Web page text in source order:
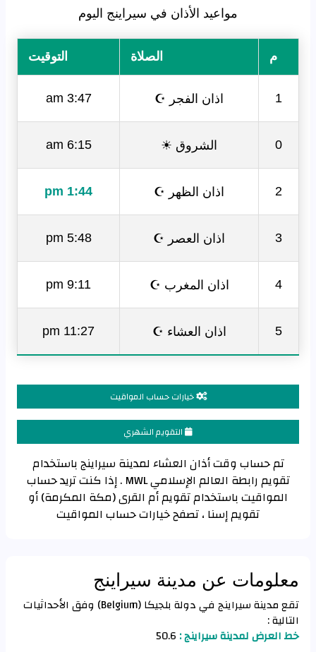
مواعيد الأذان في سيراينج اليوم
م الصلاة التوقيت
1 اذان الفجر ☪ 3:47 am
0 الشروق ☀ 6:15 am
2 اذان الظهر ☪ 1:44 pm
3 اذان العصر ☪ 5:48 pm
4 اذان المغرب ☪ 9:11 pm
5 اذان العشاء ☪ 11:27 pm
خيارات حساب المواقيت
التقويم الشهري
تم حساب وقت أذان العشاء لمدينة سيراينج باستخدام
تقويم رابطة العالم الإسلامي MWL . إذا كنت تريد حساب
المواقيت باستخدام تقويم أم القرى (مكة المكرمة) أو
تقويم إسنا ، تصفح خيارات حساب المواقيت
معلومات عن مدينة سيراينج
تقع مدينة سيراينج في دولة بلجيكا (Belgium) وفق الأحداثيات
التالية :
خط العرض لمدينة سيراينج : 50.6